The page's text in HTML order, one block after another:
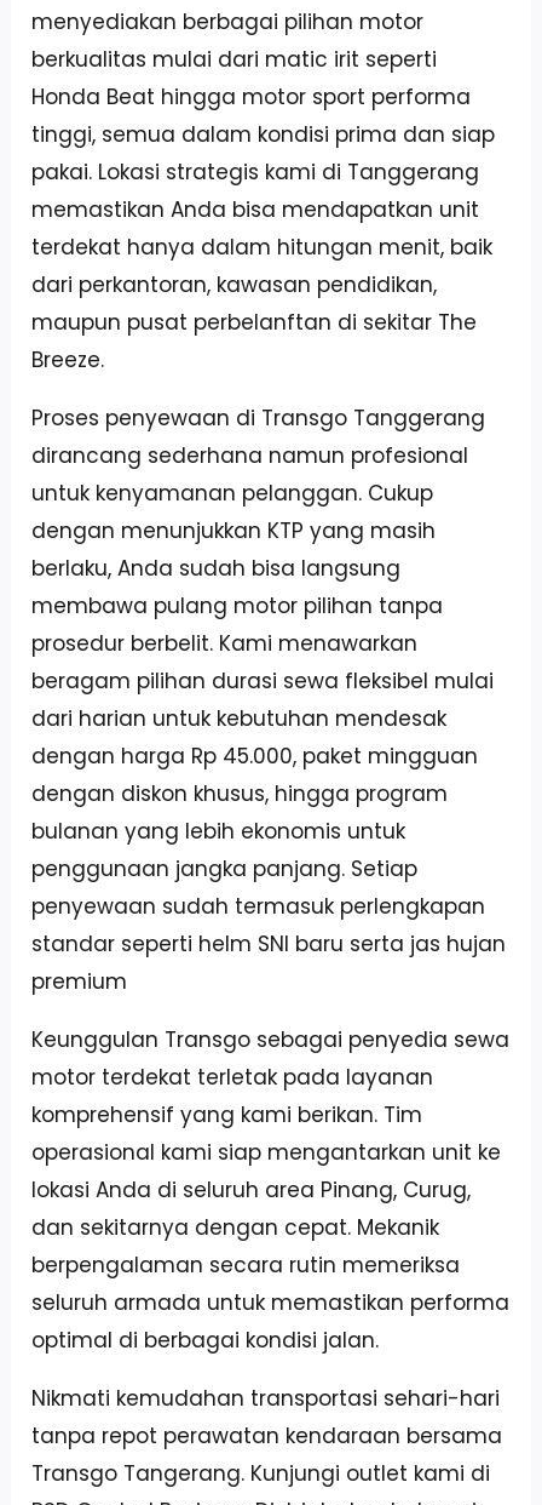
menyediakan berbagai pilihan motor
berkualitas mulai dari matic irit seperti
Honda Beat hingga motor sport performa
tinggi, semua dalam kondisi prima dan siap
pakai. Lokasi strategis kami di Tanggerang
memastikan Anda bisa mendapatkan unit
terdekat hanya dalam hitungan menit, baik
dari perkantoran, kawasan pendidikan,
maupun pusat perbelanftan di sekitar The
Breeze.
Proses penyewaan di Transgo Tanggerang
dirancang sederhana namun profesional
untuk kenyamanan pelanggan. Cukup
dengan menunjukkan KTP yang masih
berlaku, Anda sudah bisa langsung
membawa pulang motor pilihan tanpa
prosedur berbelit. Kami menawarkan
beragam pilihan durasi sewa fleksibel mulai
dari harian untuk kebutuhan mendesak
dengan harga Rp 45.000, paket mingguan
dengan diskon khusus, hingga program
bulanan yang lebih ekonomis untuk
penggunaan jangka panjang. Setiap
penyewaan sudah termasuk perlengkapan
standar seperti helm SNI baru serta jas hujan
premium
Keunggulan Transgo sebagai penyedia sewa
motor terdekat terletak pada layanan
komprehensif yang kami berikan. Tim
operasional kami siap mengantarkan unit ke
lokasi Anda di seluruh area Pinang, Curug,
dan sekitarnya dengan cepat. Mekanik
berpengalaman secara rutin memeriksa
seluruh armada untuk memastikan performa
optimal di berbagai kondisi jalan.
Nikmati kemudahan transportasi sehari-hari
tanpa repot perawatan kendaraan bersama
Transgo Tangerang. Kunjungi outlet kami di